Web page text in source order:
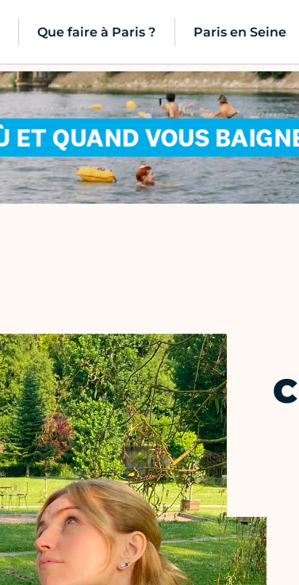
Que faire à Paris ? Paris en Seine